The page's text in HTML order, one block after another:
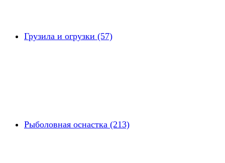
Грузила и огрузки (57)
Рыболовная оснастка (213)